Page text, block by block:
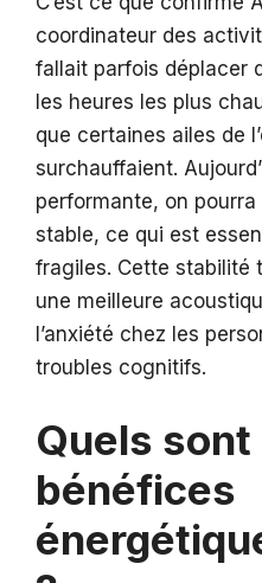
coordinateur des
fallait parfois déplacer
les heures les plus
que certaines ailes de
surchauffaient.
performante, on
stable, ce qui est
fragiles. Cette stabilité
une meilleure
l’anxiété chez les
troubles cognitifs.
Quels sont
bénéfices